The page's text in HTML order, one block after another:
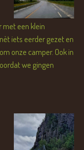
met een klein
iets eerder gezet en
onze camper. Ook in
we gingen